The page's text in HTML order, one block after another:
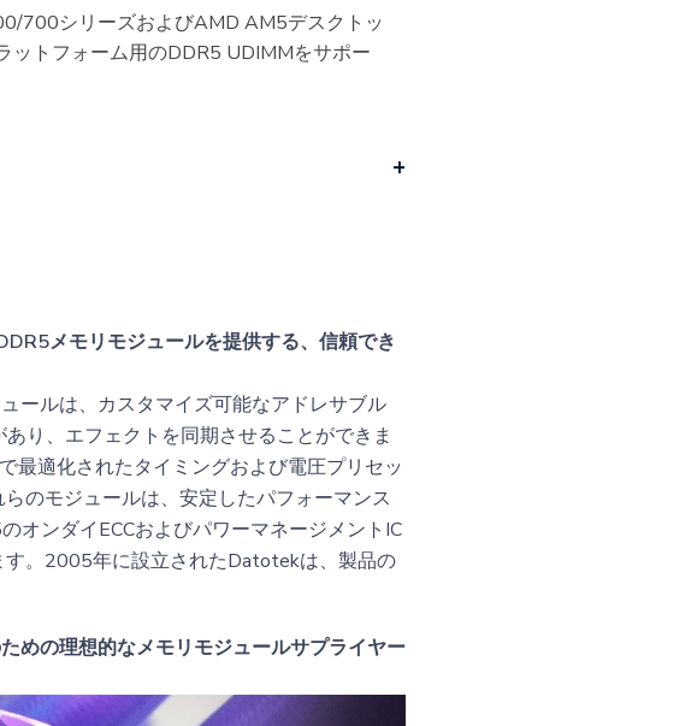
700シリーズおよびAMD AM5デスクトッ
ットフォーム用のDDR5 UDIMMをサポー
メモリモジュールを提供する、信頼でき
ールは、カスタマイズ可能なアドレサブル
り、エフェクトを同期させることができま
適化されたタイミングおよび電圧プリセッ
のモジュールは、安定したパフォーマンス
オンダイECCおよびパワーマネージメントIC
。2005年に設立されたDatotekは、製品の
めの理想的なメモリモジュールサプライヤー